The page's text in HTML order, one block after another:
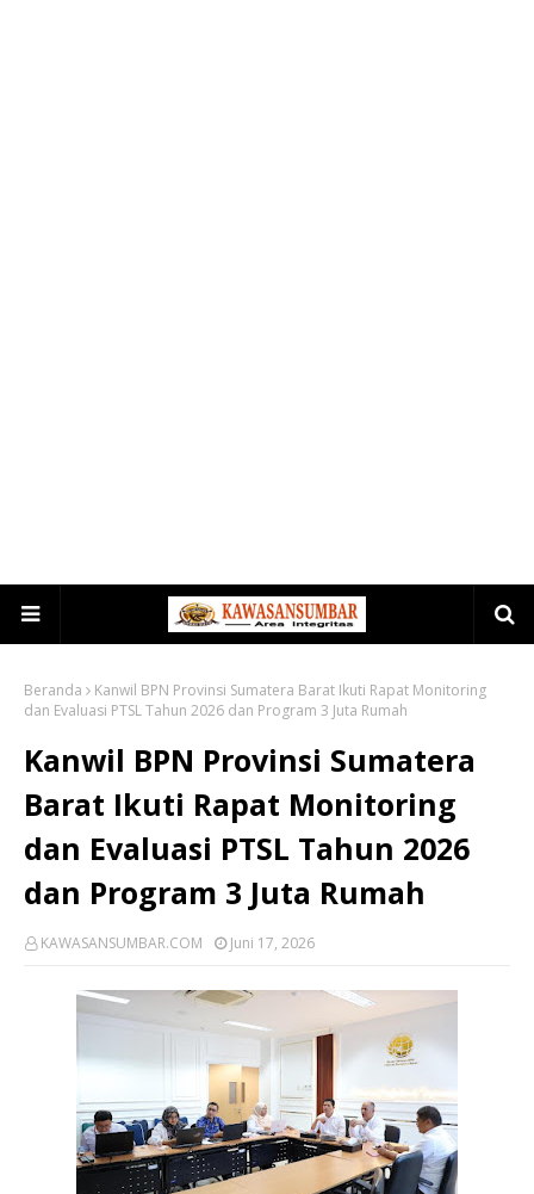
Beranda
Kanwil BPN Provinsi Sumatera Barat Ikuti Rapat Monitoring
dan Evaluasi PTSL Tahun 2026 dan Program 3 Juta Rumah
Kanwil BPN Provinsi Sumatera
Barat Ikuti Rapat Monitoring
dan Evaluasi PTSL Tahun 2026
dan Program 3 Juta Rumah
KAWASANSUMBAR.COM Juni 17, 2026